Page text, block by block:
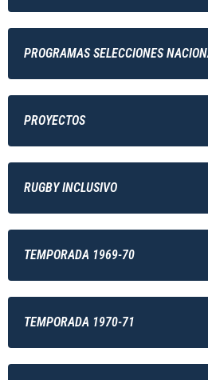
PROGRAMAS SELECCIONES
PROYECTOS
RUGBY INCLUSIVO
TEMPORADA 1969-70
TEMPORADA 1970-71